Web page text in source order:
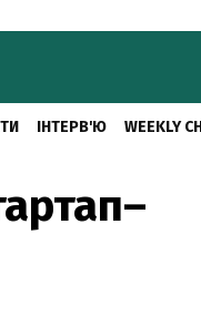
ІНТЕРВ'Ю WEEKLY